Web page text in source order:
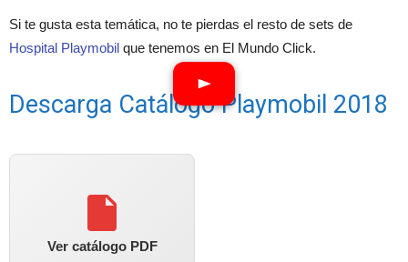
Si te gusta esta temática, no te pierdas el resto de sets de
Hospital Playmobil que tenemos en El Mundo Click.
Descarga Catálogo Playmobil 2018
Ver catálogo PDF